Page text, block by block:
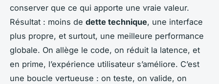
conserver que ce qui apporte une vraie valeur.
Résultat : moins de dette technique, une interface
plus propre, et surtout, une meilleure performance
globale. On allège le code, on réduit la latence, et
en prime, l’expérience utilisateur s’améliore. C’est
une boucle vertueuse : on teste, on valide, on